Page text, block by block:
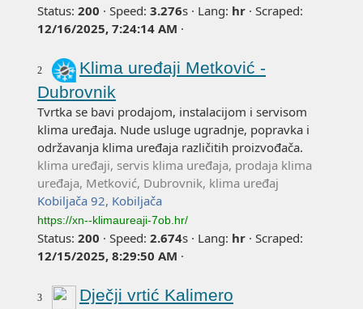
Status: 200 · Speed: 3.276s · Lang: hr · Scraped:
12/16/2025, 7:24:14 AM ·
2
Klima uređaji Metković -
Dubrovnik
Tvrtka se bavi prodajom, instalacijom i servisom
klima uređaja. Nude usluge ugradnje, popravka i
održavanja klima uređaja različitih proizvođača.
klima uređaji, servis klima uređaja, prodaja klima
uređaja, Metković, Dubrovnik, klima uređaj
Kobiljača 92, Kobiljača
https://xn--klimaureaji-7ob.hr/
Status: 200 · Speed: 2.674s · Lang: hr · Scraped:
12/15/2025, 8:29:50 AM ·
3 Dječji vrtić Kalimero